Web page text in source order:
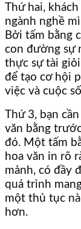
Thứ hai,
ngành nghề
Bởi tấm bằng
con đường sự
thực sự tài giỏi
để tạo cơ hội
việc và cuộc
Thứ 3, bạn
văn bằng
đó. Một tấm
hoa văn in rõ
mảnh, có đầy
quá trình
một thủ tục
hơn.